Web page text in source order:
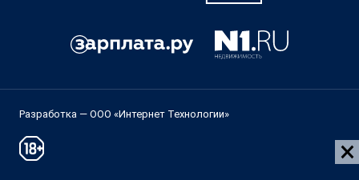
Разработка — ООО «Интернет Технологии»